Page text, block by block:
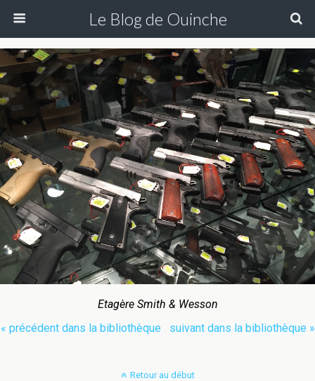
Le Blog de Ouinche
Etagère Smith & Wesson
« précédent dans la bibliothèque
suivant dans la bibliothèque »
Retour au début